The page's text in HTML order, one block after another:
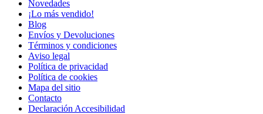
Novedades
¡Lo más vendido!
Blog
Envíos y Devoluciones
Términos y condiciones
Aviso legal
Política de privacidad
Política de cookies
Mapa del sitio
Contacto
Declaración Accesibilidad